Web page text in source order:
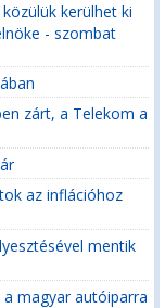
kerülhet ki
- szombat
zárt, a Telekom a
az inflációhoz
mentik
magyar autóiparra